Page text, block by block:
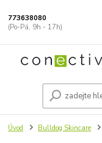
773638080
(Po-Pá, 9h - 17h)
Úvod Bulldog Skincare